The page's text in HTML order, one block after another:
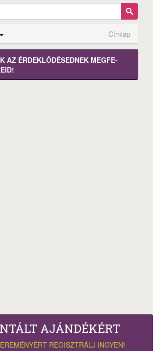
Címlap
AZ ÉRDEK­LŐDÉ­SEDNEK MEGFE­
AJÁNDÉKÉRT
REGISZTRÁLJ INGYEN!